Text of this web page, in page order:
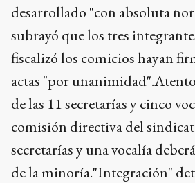
desarrollado "con absoluta
subrayó que los tres
fiscalizó los comicios hayan
actas "por
de las 11 secretarías y cinco
comisión directiva del
secretarías y una vocalía
de la minoría."Integración"